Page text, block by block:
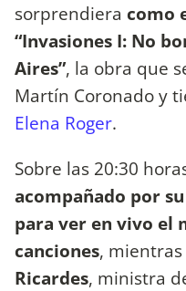
sorprendiera como
“Invasiones I: No
Aires”, la obra que
Martín Coronado y
Elena Roger.
Sobre las 20:30
acompañado por
para ver en vivo el
canciones,
Ricardes, ministra